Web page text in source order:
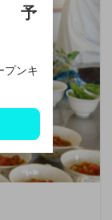
予
プンキ